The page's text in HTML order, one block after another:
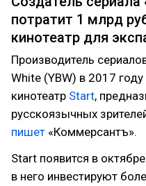
потратит 1 млрд
кинотеатр для
Производитель
White (YBW) в 2017 году
кинотеатр Start,
русскоязычных
пишет «Коммерсантъ».
Start появится в
в него инвестируют